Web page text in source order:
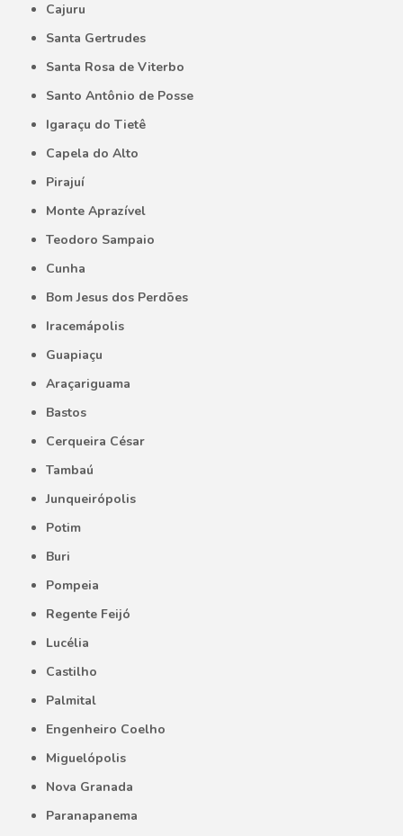
Cajuru
Santa Gertrudes
Santa Rosa de Viterbo
Santo Antônio de Posse
Igaraçu do Tietê
Capela do Alto
Pirajuí
Monte Aprazível
Teodoro Sampaio
Cunha
Bom Jesus dos Perdões
Iracemápolis
Guapiaçu
Araçariguama
Bastos
Cerqueira César
Tambaú
Junqueirópolis
Potim
Buri
Pompeia
Regente Feijó
Lucélia
Castilho
Palmital
Engenheiro Coelho
Miguelópolis
Nova Granada
Paranapanema